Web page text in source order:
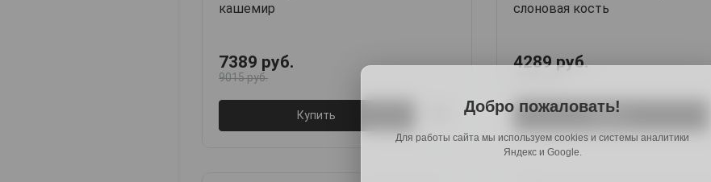
кашемир
7389 руб.
9015 руб.
Купить
слоновая кость
4289 руб.
Купить
Добро пожаловать!
Для работы сайта мы используем cookies и системы аналитики
Яндекс и Google.